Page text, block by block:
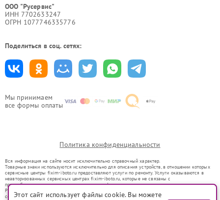
Мы принимаем
все формы оплаты
ООО "Русервис"
ИНН 7702633247
ОГРН 1077746335776
Поделиться в соц. сетях:
Политика конфиденциальности
Вся информация на сайте носит исключительно справочный характер.
Товарные знаки используются исключительно для описания устройств, в отношении которых
сервисные центры fixim-iboto.ru предоставляют услуги по ремонту. Услуги оказываются в
неавторизованных сервисных центрах fixim-iboto.ru, которые не связаны с
правообладателями товарных знаков или их официальными представителями.
Ремонт осуществляется для устройств, уже введенных в гражданский оборот в соответствии
со статьей 1487 ГК РФ.
Этот сайт использует файлы cookie. Вы можете